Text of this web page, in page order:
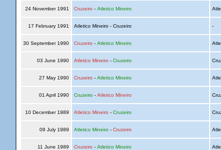
24 November 1991 Cruzeiro - Atletico Mineiro
17 February 1991 Atletico Mineiro - Cruzeiro -
30 September 1990 Cruzeiro - Atletico Mineiro
03 June 1990 Atletico Mineiro - Cruzeiro
27 May 1990 Cruzeiro - Atletico Mineiro
01 April 1990 Cruzeiro- Atletico Mineiro
10 December 1989 Atletico Mineiro - Cruzeiro
09 July 1989 Atletico Mineiro- Cruzeiro
11 June 1989 Cruzeiro - Atletico Mineiro